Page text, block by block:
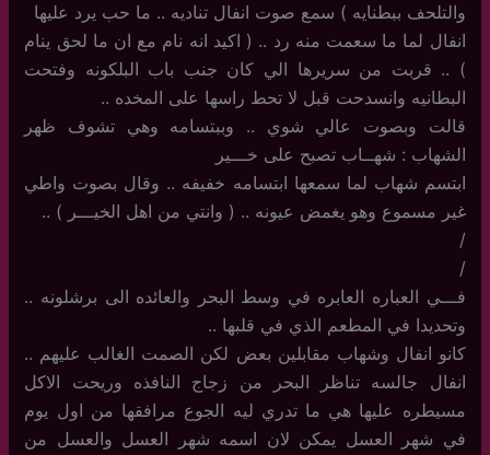
والتلحف ببطنايه ) سمع صوت انفال تناديه .. ما حب يرد عليها
انفال لما ما سعمت منه رد .. ( اكيد انه نام مع ان ما لحق ينام
) .. قربت من سريرها الي كان جنب باب البلكونه وفتحت
البطانيه وانسدحت قبل لا تحط راسها على المخده ..
قالت وبصوت عالي شوي .. وببتسامه وهي تشوف ظهر
الشهاب : شهــاب تصبح على خـــير
ابتسم شهاب لما سمعها ابتسامه خفيفه .. وقال بصوت واطي
غير مسموع وهو يغمض عيونه .. ( وانتي من اهل الخيـــر ) ..
/
/
فـــي العباره العابره في وسط البحر والعائده الى برشلونه ..
وتحديدا في المطعم الذي في قلبها ..
كانو انفال وشهاب مقابلين بعض لكن الصمت الغالب عليهم ..
انفال جالسه تناظر البحر من زجاج النافذه وريحت الاكل
مسيطره عليها هي ما تدري ليه الجوع مرافقها من اول يوم
في شهر العسل يمكن لان اسمه شهر العسل والعسل من